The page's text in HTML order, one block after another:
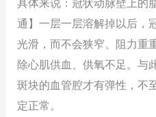
通】一层一层溶解掉以后，
光滑，而不会狭窄、阻力重
除心肌供血、供氧不足。与
斑块的血管腔才有弹性，不
定正常。